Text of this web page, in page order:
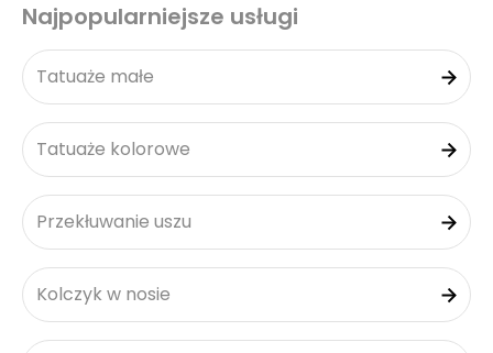
Najpopularniejsze usługi
Tatuaże małe
Tatuaże kolorowe
Przekłuwanie uszu
Kolczyk w nosie